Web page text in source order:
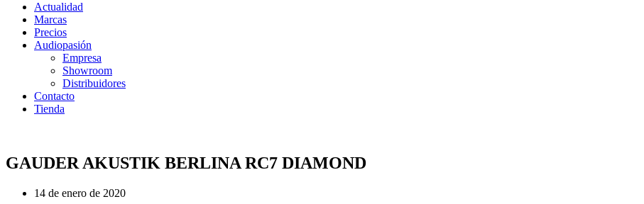
Actualidad
Marcas
Precios
Audiopasión
Empresa
Showroom
Distribuidores
Contacto
Tienda
GAUDER AKUSTIK BERLINA RC7 DIAMOND
14 de enero de 2020